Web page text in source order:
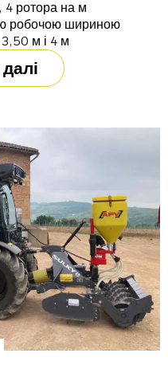
4 ротора на м
робочою шириною
м і 4 м